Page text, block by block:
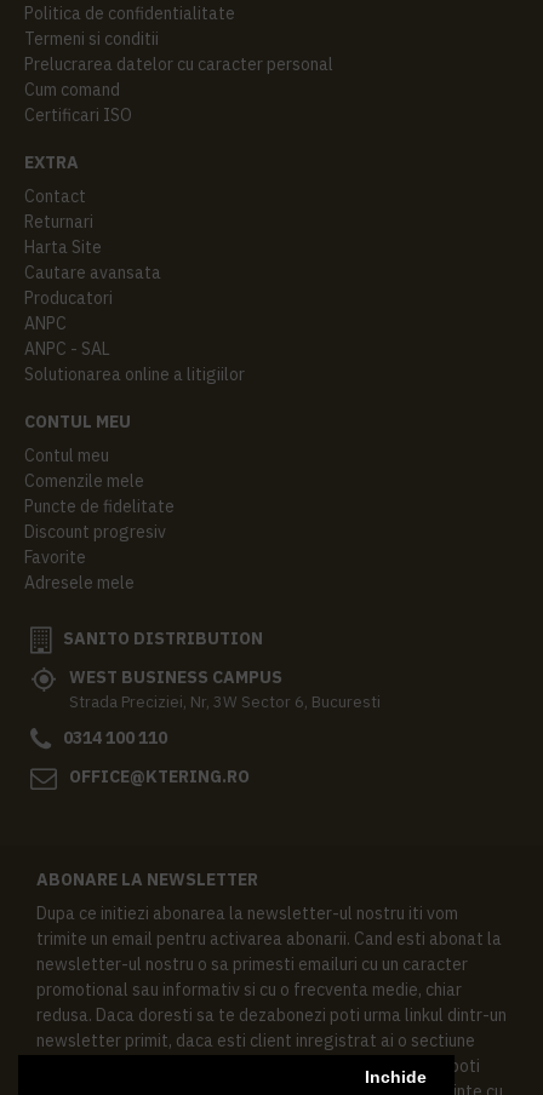
Inchide
Politica de confidentialitate
Termeni si conditii
Prelucrarea datelor cu caracter personal
Cum comand
Certificari ISO
EXTRA
Contact
Returnari
Harta Site
Cautare avansata
Producatori
ANPC
ANPC - SAL
Solutionarea online a litigiilor
CONTUL MEU
Contul meu
Comenzile mele
Puncte de fidelitate
Discount progresiv
Favorite
Adresele mele
SANITO DISTRIBUTION
WEST BUSINESS CAMPUS
Strada Preciziei, Nr, 3W Sector 6, Bucuresti
0314 100 110
OFFICE@KTERING.RO
ABONARE LA NEWSLETTER
Dupa ce initiezi abonarea la newsletter-ul nostru iti vom
trimite un email pentru activarea abonarii. Cand esti abonat la
newsletter-ul nostru o sa primesti emailuri cu un caracter
promotional sau informativ si cu o frecventa medie, chiar
redusa. Daca doresti sa te dezabonezi poti urma linkul dintr-un
newsletter primit, daca esti client inregistrat ai o sectiune
speciala in contul tau in acest scop, si de asemenea ne poti